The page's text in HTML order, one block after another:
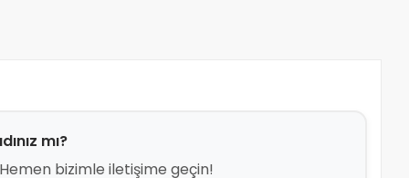
mı?
bizimle iletişime geçin!